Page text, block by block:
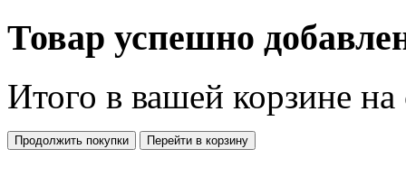
Товар успешно
Итого в вашей корзине
Продолжить покупки Перейти в корзину